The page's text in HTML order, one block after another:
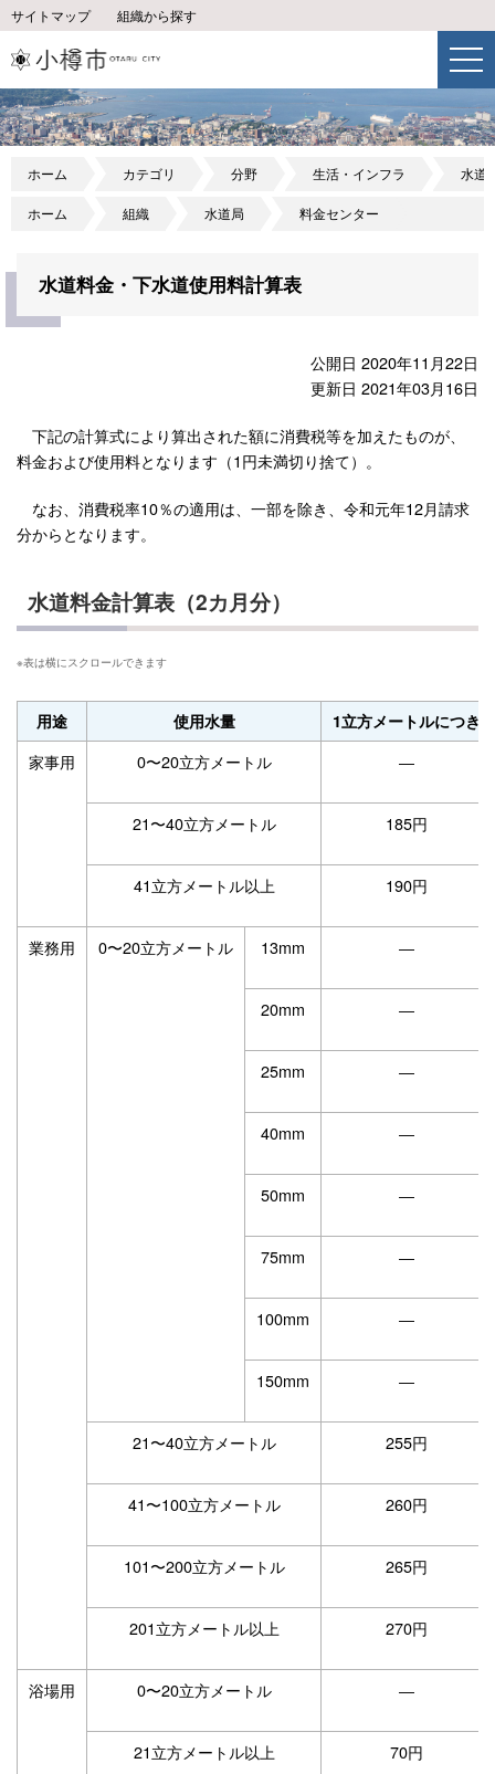
サイトマップ 組織から探す
ホーム カテゴリ 分野 生活・インフラ 水道
ホーム 組織 水道局 料金センター
水道料金・下水道使用料計算表
公開日 2020年11月22日
更新日 2021年03月16日
下記の計算式により算出された額に消費税等を加えたものが、
料金および使用料となります（1円未満切り捨て）。
なお、消費税率10％の適用は、一部を除き、令和元年12月請求
分からとなります。
水道料金計算表（2カ月分）
用途 使用水量 1立方メートルにつき
家事用 0〜20立方メートル ―
21〜40立方メートル 185円
41立方メートル以上 190円
業務用 0〜20立方メートル 13mm ―
20mm ―
25mm ―
40mm ―
50mm ―
75mm ―
100mm ―
150mm ―
21〜40立方メートル 255円
41〜100立方メートル 260円
101〜200立方メートル 265円
201立方メートル以上 270円
浴場用 0〜20立方メートル ―
21立方メートル以上 70円